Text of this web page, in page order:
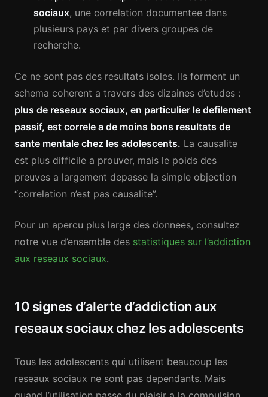
sociaux, une correlation documentee dans
plusieurs pays et par divers groupes de
recherche.
Ce ne sont pas des resultats isoles. Ils forment un
schema coherent a travers des dizaines d’etudes :
plus de reseaux sociaux, en particulier le defilement
passif, est correle a de moins bons resultats de
sante mentale chez les adolescents. La causalite
est plus difficile a prouver, mais le poids des
preuves a largement depasse la simple objection
“correlation n’est pas causalite”.
Pour un apercu plus large des donnees, consultez
notre vue d’ensemble des statistiques sur l’addiction
aux reseaux sociaux.
10 signes d’alerte d’addiction aux
reseaux sociaux chez les adolescents
Tous les adolescents qui utilisent beaucoup les
reseaux sociaux ne sont pas dependants. Mais